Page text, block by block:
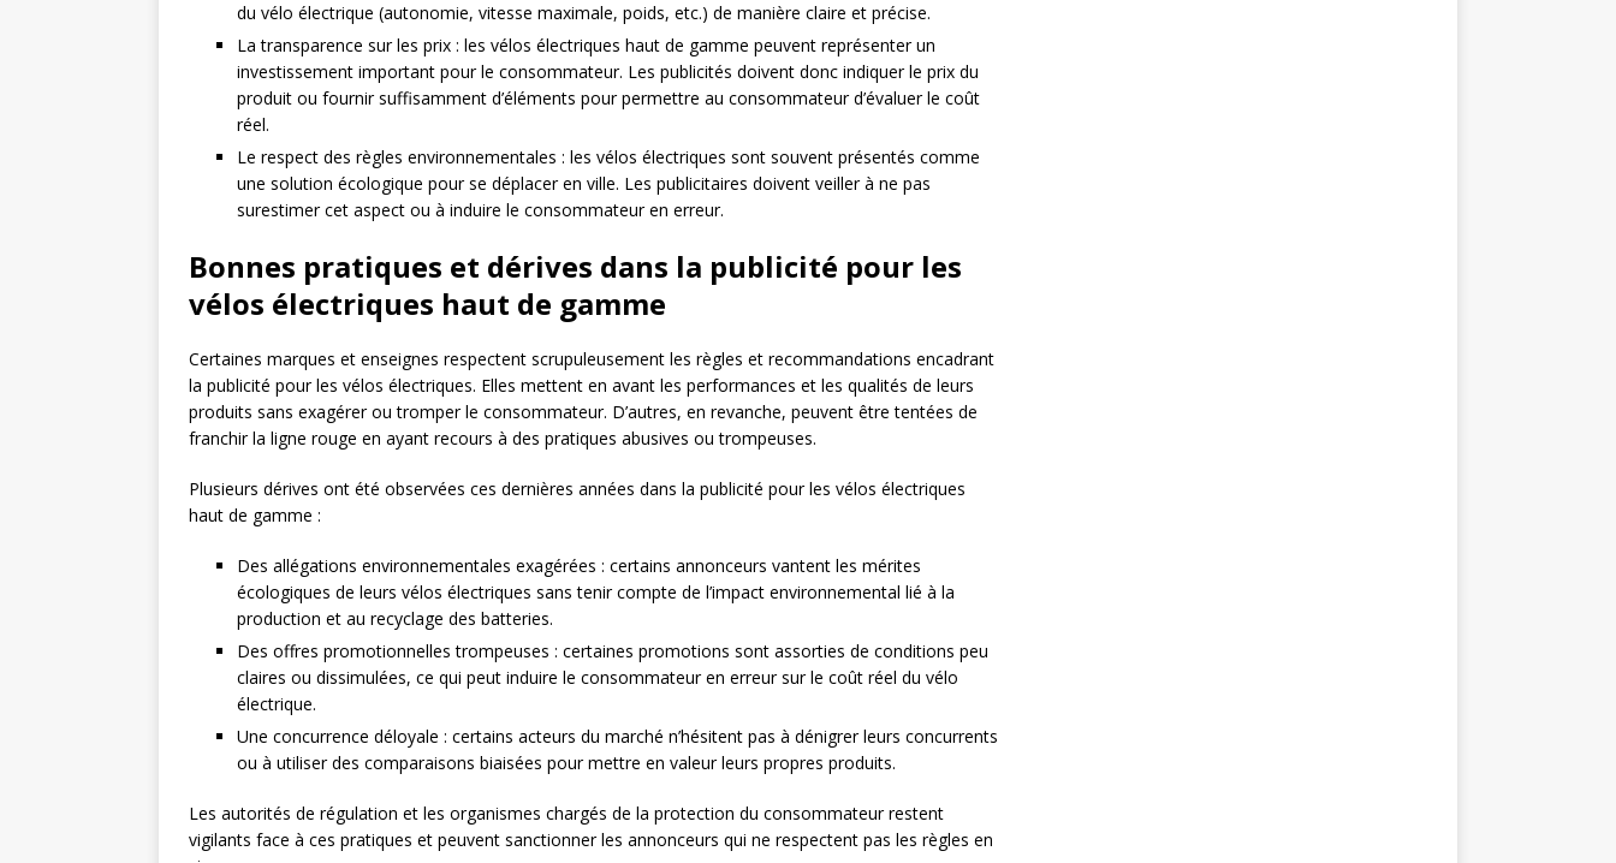
du vélo électrique (autonomie, vitesse maximale, poids, etc.) de manière claire et précise.
La transparence sur les prix : les vélos électriques haut de gamme peuvent représenter un
investissement important pour le consommateur. Les publicités doivent donc indiquer le prix du
produit ou fournir suffisamment d’éléments pour permettre au consommateur d’évaluer le coût
réel.
Le respect des règles environnementales : les vélos électriques sont souvent présentés comme
une solution écologique pour se déplacer en ville. Les publicitaires doivent veiller à ne pas
surestimer cet aspect ou à induire le consommateur en erreur.
Bonnes pratiques et dérives dans la publicité pour les
vélos électriques haut de gamme
Certaines marques et enseignes respectent scrupuleusement les règles et recommandations encadrant
la publicité pour les vélos électriques. Elles mettent en avant les performances et les qualités de leurs
produits sans exagérer ou tromper le consommateur. D’autres, en revanche, peuvent être tentées de
franchir la ligne rouge en ayant recours à des pratiques abusives ou trompeuses.
Plusieurs dérives ont été observées ces dernières années dans la publicité pour les vélos électriques
haut de gamme :
Des allégations environnementales exagérées : certains annonceurs vantent les mérites
écologiques de leurs vélos électriques sans tenir compte de l’impact environnemental lié à la
production et au recyclage des batteries.
Des offres promotionnelles trompeuses : certaines promotions sont assorties de conditions peu
claires ou dissimulées, ce qui peut induire le consommateur en erreur sur le coût réel du vélo
électrique.
Une concurrence déloyale : certains acteurs du marché n’hésitent pas à dénigrer leurs concurrents
ou à utiliser des comparaisons biaisées pour mettre en valeur leurs propres produits.
Les autorités de régulation et les organismes chargés de la protection du consommateur restent
vigilants face à ces pratiques et peuvent sanctionner les annonceurs qui ne respectent pas les règles en